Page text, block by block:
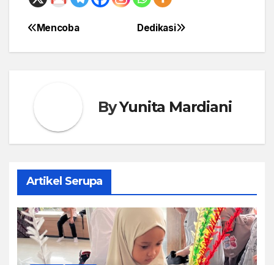
Post
navigation
Dedikasi
Mencoba
ByYunita Mardiani
Artikel Serupa